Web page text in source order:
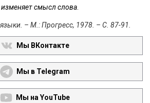
смысл слова
– М.: Прогресс, 1978. – С. 87-91.
Мы ВКонтакте
Мы в Telegram
Мы на YouTube